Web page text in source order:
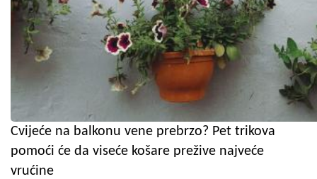
Cvijeće na balkonu vene prebrzo? Pet trikova
pomoći će da viseće košare prežive najveće
vrućine